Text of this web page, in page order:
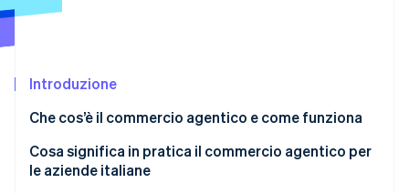
Scopri cosa ti aspetta
Atlas
Climate
Rimozione del carbonio
Identity
Introduzione
Che cos’è il commercio agentico e come funziona
La differenza tra automazione tradizionale e agenti
di IA
Cosa significa in pratica il commercio agentico per
le aziende italiane